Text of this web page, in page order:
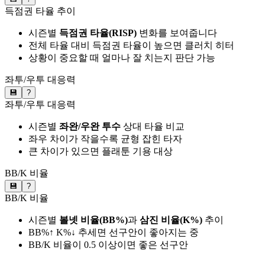
득점권 타율 추이
시즌별 득점권 타율(RISP) 변화를 보여줍니다
전체 타율 대비 득점권 타율이 높으면 클러치 히터
상황이 중요할 때 얼마나 잘 치는지 판단 가능
좌투/우투 대응력
💾 ?
좌투/우투 대응력
시즌별 좌완/우완 투수 상대 타율 비교
좌우 차이가 작을수록 균형 잡힌 타자
큰 차이가 있으면 플래툰 기용 대상
BB/K 비율
💾 ?
BB/K 비율
시즌별 볼넷 비율(BB%)과 삼진 비율(K%) 추이
BB%↑ K%↓ 추세면 선구안이 좋아지는 중
BB/K 비율이 0.5 이상이면 좋은 선구안